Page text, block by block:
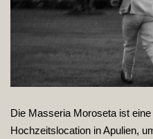
Die Masseria Moroseta ist
Hochzeitslocation in Apulien,